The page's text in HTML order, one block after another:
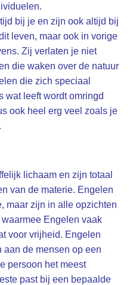
bij je en zijn ook altijd bij
leven, maar ook in vorige
Zij verlaten je niet
die waken over de natuur
die zich speciaal
wat leeft wordt omringd
ook heel erg veel zoals je
lichaam en zijn totaal
van de materie. Engelen
maar zijn in alle opzichten
Engelen vaak
voor vrijheid. Engelen
aan de mensen op een
persoon het meest
past bij een bepaalde